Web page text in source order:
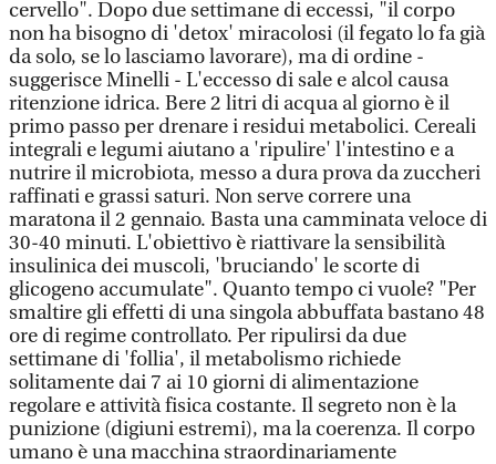
cervello". Dopo due settimane di eccessi, "il corpo
non ha bisogno di 'detox' miracolosi (il fegato lo fa già
da solo, se lo lasciamo lavorare), ma di ordine -
suggerisce Minelli - L'eccesso di sale e alcol causa
ritenzione idrica. Bere 2 litri di acqua al giorno è il
primo passo per drenare i residui metabolici. Cereali
integrali e legumi aiutano a 'ripulire' l'intestino e a
nutrire il microbiota, messo a dura prova da zuccheri
raffinati e grassi saturi. Non serve correre una
maratona il 2 gennaio. Basta una camminata veloce di
30-40 minuti. L'obiettivo è riattivare la sensibilità
insulinica dei muscoli, 'bruciando' le scorte di
glicogeno accumulate". Quanto tempo ci vuole? "Per
smaltire gli effetti di una singola abbuffata bastano 48
ore di regime controllato. Per ripulirsi da due
settimane di 'follia', il metabolismo richiede
solitamente dai 7 ai 10 giorni di alimentazione
regolare e attività fisica costante. Il segreto non è la
punizione (digiuni estremi), ma la coerenza. Il corpo
umano è una macchina straordinariamente